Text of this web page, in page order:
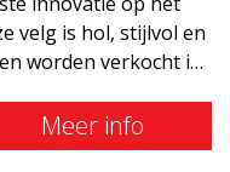
velg is hol, stijlvol en
worden verkocht in
19x8.5, 19x9.5 en
de velg, hoe
ABS F17 is een Flow
Meer info